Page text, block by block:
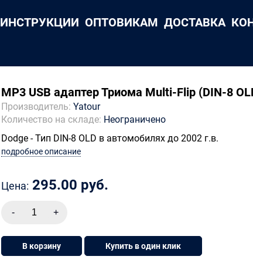
ИНСТРУКЦИИ ОПТОВИКАМ ДОСТАВКА
MP3 USB адаптер Триома Multi-Flip (DIN-8
Производитель: Yatour
Количество на складе: Неограничено
Dodge - Тип DIN-8 OLD в автомобилях до 2002 г.в.
подробное описание
Цена: 295.00 руб.
В корзину Купить в один клик